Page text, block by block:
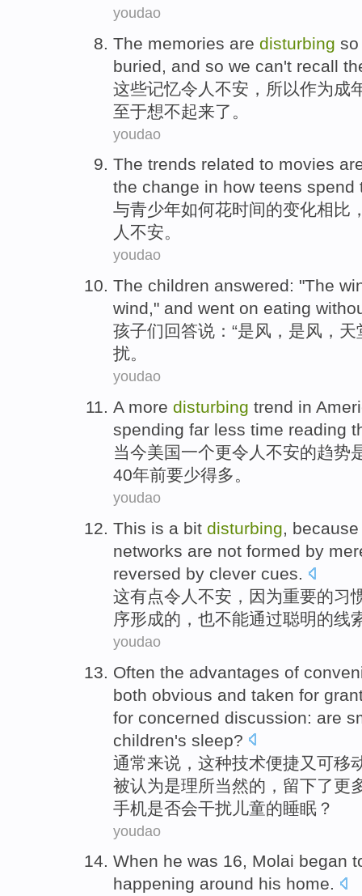
youdao
The memories are disturbing so
buried , and so we can't recall
这些记忆令人 不安， 所以作为成
至于想不起来了。
youdao
The trends related to movies
the change in how teens spend
与青少年如何花时间的变化相比
人不安。
youdao
The children answered: "The
wind," and went on eating
孩子们 回答说 ：“是风 ，是风，
扰。
youdao
A more disturbing trend in
spending far less time reading
当今美国一个更令人不安的趋势
40年前要少得多。
youdao
This is a bit disturbing, because
networks are not formed by
reversed by clever cues.
这有点令人不安 ， 因为重要的习
序形成的， 也不能通过聪明的线
youdao
Often the advantages of
both obvious and taken for
for concerned discussion: are
children's sleep?
通常来说 ，这种技术便捷又 可移
被认为是理所当然的， 留下了更
手机是否会干扰 儿童的睡眠？
youdao
When he was 16, Molai began
happening around his home.